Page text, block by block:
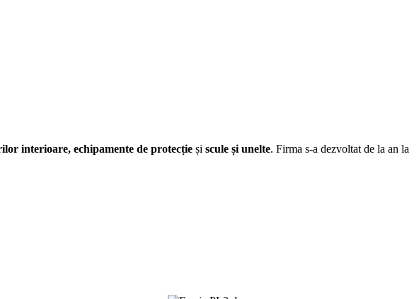
interioare, echipamente de protecție și scule și unelte. Firma s-a dezvoltat de la an la